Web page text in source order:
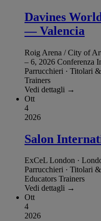
Davines
— Valencia
Roig Arena / City of
– 6, 2026 Conferenza
Parrucchieri · Titolari &
Trainers
Vedi dettagli →
Ott
4
2026
Salon
ExCeL London ·
Parrucchieri · Titolari &
Educators Trainers
Vedi dettagli →
Ott
4
2026